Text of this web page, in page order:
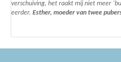
verschuiving, het raakt mij niet meer
eerder.Esther, moeder van twee